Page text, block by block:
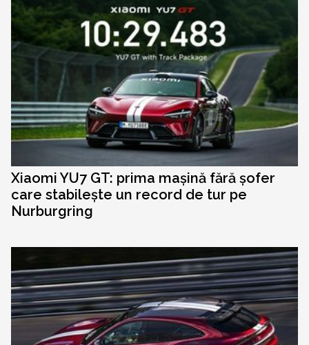
Xiaomi YU7 GT: prima mașină fără șofer
care stabilește un record de tur pe
Nurburgring